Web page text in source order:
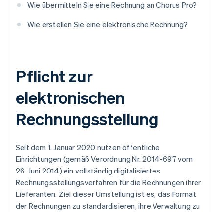
Wie übermitteln Sie eine Rechnung an Chorus Pro?
Wie erstellen Sie eine elektronische Rechnung?
Pflicht zur
elektronischen
Rechnungsstellung
Seit dem 1. Januar 2020 nutzen öffentliche
Einrichtungen (gemäß Verordnung Nr. 2014-697 vom
26. Juni 2014) ein vollständig digitalisiertes
Rechnungsstellungsverfahren für die Rechnungen ihrer
Lieferanten. Ziel dieser Umstellung ist es, das Format
der Rechnungen zu standardisieren, ihre Verwaltung zu